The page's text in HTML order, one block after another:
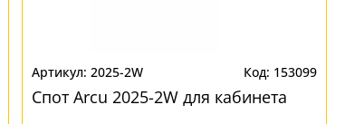
2025-2W 153099
Спот Arcu 2025-2W для кабинета